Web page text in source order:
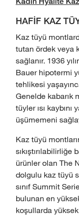
HAFİF KAZ
Kaz tüyü
tutan ördek veya
sağlanır. 1936
Bauer hipotermi
tehlikesi
Genelde kabarık
tüyler ısı
üşümemeni
Kaz tüyü
sıkıştırılabilirliğe
ürünler olan The
dolgulu kaz tüyü
sınıf Summit
bulunan en
koşullarda